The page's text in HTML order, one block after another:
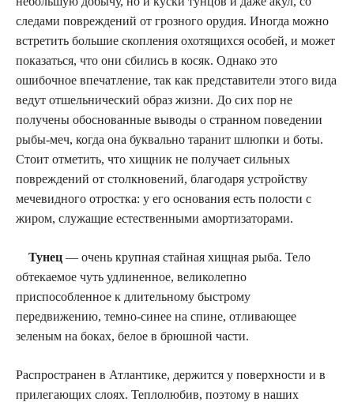
следами повреждений от грозного орудия. Иногда можно
встретить большие скопления охотящихся особей, и может
показаться, что они сбились в косяк. Однако это
ошибочное впечатление, так как представители этого вида
ведут отшельнический образ жизни. До сих пор не
получены обоснованные выводы о странном поведении
рыбы-меч, когда она буквально таранит шлюпки и боты.
Стоит отметить, что хищник не получает сильных
повреждений от столкновений, благодаря устройству
мечевидного отростка: у его основания есть полости с
жиром, служащие естественными амортизаторами.
Тунец — очень крупная стайная хищная рыба. Тело
обтекаемое чуть удлиненное, великолепно
приспособленное к длительному быстрому
передвижению, темно-синее на спине, отливающее
зеленым на боках, белое в брюшной части.
Распространен в Атлантике, держится у поверхности и в
прилегающих слоях. Теплолюбив, поэтому в наших